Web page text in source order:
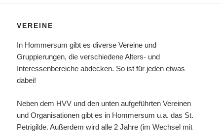
VEREINE
In Hommersum gibt es diverse Vereine und
Gruppierungen, die verschiedene Alters- und
Interessenbereiche abdecken. So ist für jeden etwas
dabei!
Neben dem HVV und den unten aufgeführten Vereinen
und Organisationen gibt es in Hommersum u.a. das St.
Petrigilde. Außerdem wird alle 2 Jahre (im Wechsel mit